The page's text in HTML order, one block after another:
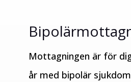
Mottagningen är för
år med bipolär